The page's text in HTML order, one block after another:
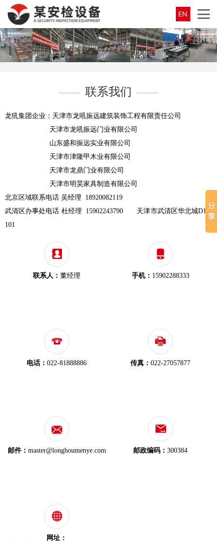
EN
联系我们
龙犼集团企业：天津市龙吼振远建筑装饰工程有限责任公司
天津市龙吼振远门业有限公司
山东盛和振远实业有限公司
天津市津隆甲木业有限公司
天津市龙鼎门业有限公司
天津市明昊家具制造有限公司
北京区域联系电话 吴经理 18920082119
武清区办事处电话 杜经理 15902243790 天津市武清区华北城D14-
101
联系人： 董经理 手机： 15902288333
电话： 022-81888886 传真： 022-27057877
邮件： master@longhoumenye.com 邮政编码： 300384
网址：